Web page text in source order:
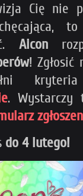
Cię nie
Aicon
! Zgłosić
. Wystarczy
do 4 lutego!